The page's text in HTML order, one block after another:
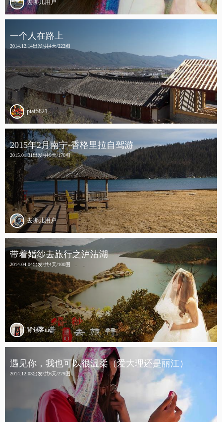
去哪儿用户
一个人在路上
2014.12.14出发/共4天/222图
ptaf5821
2015年2月南宁-香格里拉自驾游
2015.01.31出发/共9天/170图
去哪儿用户
带着婚纱去旅行之泸沽湖
2014.04.04出发/共4天/100图
背包客nic
遇见你，我也可以很温柔（爱大理还是丽江）
2014.12.03出发/共6天/279图